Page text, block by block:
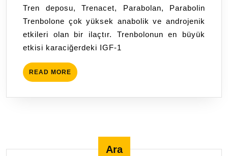
Tren deposu, Trenacet, Parabolan, Parabolin
Trenbolone çok yüksek anabolik ve androjenik
etkileri olan bir ilaçtır. Trenbolonun en büyük
etkisi karaciğerdeki IGF-1
READ MORE READ
MORE
Ara